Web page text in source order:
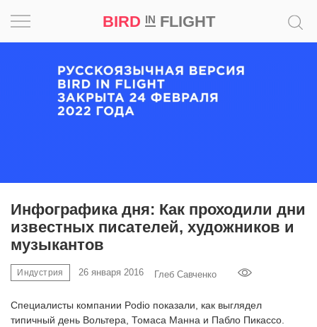
BIRD INFLIGHT
Инфографика дня: Как проходили дни
известных писателей, художников и
музыкантов
Индустрия 26 января 2016 Глеб Савченко
Специалисты компании Podio показали, как выглядел
типичный день Вольтера, Томаса Манна и Пабло Пикассо.